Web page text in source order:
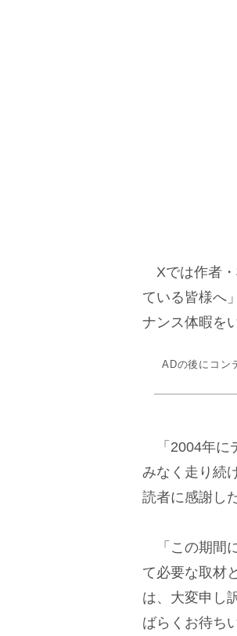
Xでは作者・
ている皆様へ
ナンス体暇を
ADの後にコン
「2004年に
みなく走り続
読者に感謝した
「この期間
て必要な取材
は、大変申し
ばらくお待ち